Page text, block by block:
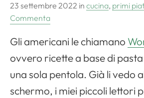
23 settembre 2022 in cucina, primi
Commenta
Gli americani le chiamano
ovvero ricette a base di
una sola pentola. Già li vedo
schermo, i miei piccoli lettori